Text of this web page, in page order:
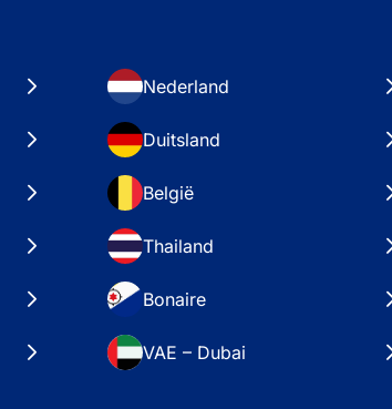
Nederland
Duitsland
België
Thailand
Bonaire
VAE – Dubai